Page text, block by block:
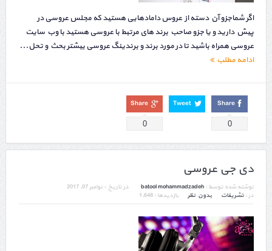
اگر شماجزو آن دسته از عروس دامادهایی هستید که مجلس عروسی در
پیش دارید و یا جزو صاحب برند های مرتبط با عروسی هستید با وب سایت
عروسی همراه باشید تا در مورد برند و برندینگ عروسی بیشتر بحث و تحل...
ادامه مطلب
Share
0
Tweet
Share
0
دی جی عروسی
نوشته شده توسط : batool mohammadzadeh در تاریخ : نوامبر 07, 2017
در : تشریفات بدون نظر بازدیدها : 1,648